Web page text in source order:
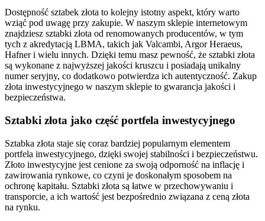
Dostępność sztabek złota to kolejny istotny aspekt, który warto
wziąć pod uwagę przy zakupie. W naszym sklepie internetowym
znajdziesz sztabki złota od renomowanych producentów, w tym
tych z akredytacją LBMA, takich jak Valcambi, Argor Heraeus,
Hafner i wielu innych. Dzięki temu masz pewność, że sztabki złota
są wykonane z najwyższej jakości kruszcu i posiadają unikalny
numer seryjny, co dodatkowo potwierdza ich autentyczność. Zakup
złota inwestycyjnego w naszym sklepie to gwarancja jakości i
bezpieczeństwa.
Sztabki złota jako część portfela inwestycyjnego
Sztabka złota staje się coraz bardziej popularnym elementem
portfela inwestycyjnego, dzięki swojej stabilności i bezpieczeństwu.
Złoto inwestycyjne jest cenione za swoją odporność na inflację i
zawirowania rynkowe, co czyni je doskonałym sposobem na
ochronę kapitału. Sztabki złota są łatwe w przechowywaniu i
transporcie, a ich wartość jest bezpośrednio związana z ceną złota
na rynku.